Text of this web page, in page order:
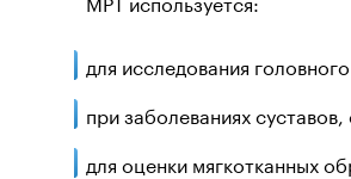
для исследования
при заболеваниях
для оценки мягкотканных